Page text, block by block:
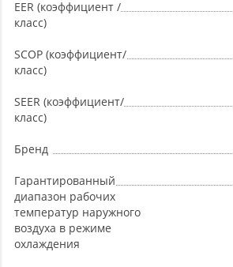
EER (коэффициент /
класс)
SCOP (коэффициент/
класс)
SEER (коэффициент/
класс)
Бренд
Гарантированный
диапазон рабочих
температур наружного
воздуха в режиме
охлаждения